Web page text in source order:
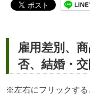
雇用差別、
否、結婚・
※左右にフリックする